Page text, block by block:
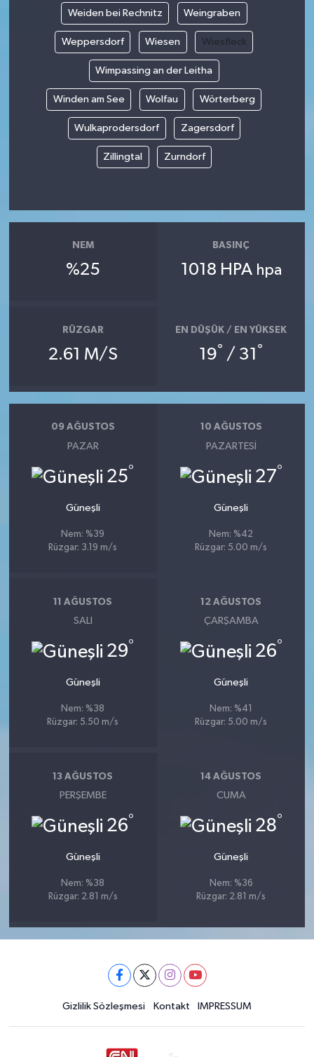
Weiden bei Rechnitz Weingraben
Weppersdorf Wiesen Wiesfleck
Wimpassing an der Leitha
Winden am See Wolfau Wörterberg
Wulkaprodersdorf Zagersdorf
Zillingtal Zurndorf
NEM
%25
BASINÇ
1018 HPA hpa
RÜZGAR
2.61 M/S
EN DÜŞÜK / EN YÜKSEK
19° / 31 °
09 AĞUSTOS
PAZAR
25°
Güneşli
Nem: %39
Rüzgar: 3.19 m/s
10 AĞUSTOS
PAZARTESI
27°
Güneşli
Nem: %42
Rüzgar: 5.00 m/s
11 AĞUSTOS
SALI
29°
Güneşli
Nem: %38
Rüzgar: 5.50 m/s
12 AĞUSTOS
ÇARŞAMBA
26°
Güneşli
Nem: %41
Rüzgar: 5.00 m/s
13 AĞUSTOS
PERŞEMBE
26°
Güneşli
Nem: %38
Rüzgar: 2.81 m/s
14 AĞUSTOS
CUMA
28°
Güneşli
Nem: %36
Rüzgar: 2.81 m/s
Gizlilik Sözleşmesi Kontakt IMPRESSUM